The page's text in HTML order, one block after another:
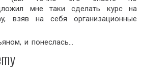
мне таки сделать курс на
взяв на себя организационные
и понеслась…